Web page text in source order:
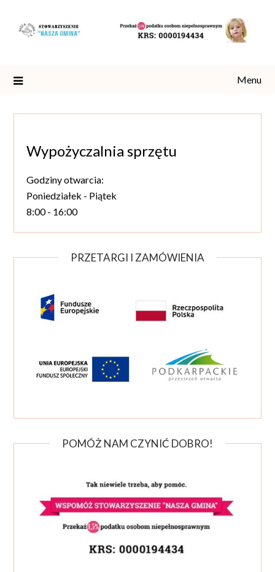
content
Menu
Wypożyczalnia sprzętu
Godziny otwarcia:
Poniedziałek - Piątek
8:00 - 16:00
PRZETARGI I ZAMÓWIENIA
POMÓŻ NAM CZYNIĆ DOBRO!